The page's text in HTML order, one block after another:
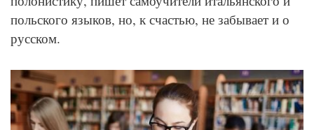
польского языков, но, к счастью, не забывает и о
русском.